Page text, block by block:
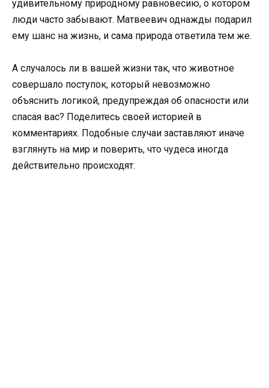
удивительному природному равновесию, о котором
люди часто забывают. Матвеевич однажды подарил
ему шанс на жизнь, и сама природа ответила тем же.
А случалось ли в вашей жизни так, что животное
совершало поступок, который невозможно
объяснить логикой, предупреждая об опасности или
спасая вас? Поделитесь своей историей в
комментариях. Подобные случаи заставляют иначе
взглянуть на мир и поверить, что чудеса иногда
действительно происходят.